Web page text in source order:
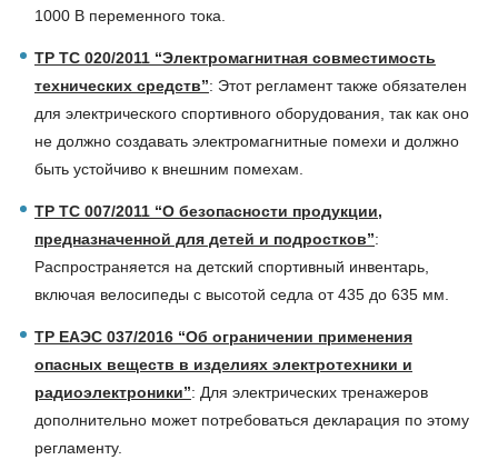
1000 В переменного тока.
ТР ТС 020/2011 “Электромагнитная совместимость
технических средств”: Этот регламент также обязателен
для электрического спортивного оборудования, так как оно
не должно создавать электромагнитные помехи и должно
быть устойчиво к внешним помехам.
ТР ТС 007/2011 “О безопасности продукции,
предназначенной для детей и подростков”:
Распространяется на детский спортивный инвентарь,
включая велосипеды с высотой седла от 435 до 635 мм.
ТР ЕАЭС 037/2016 “Об ограничении применения
опасных веществ в изделиях электротехники и
радиоэлектроники”: Для электрических тренажеров
дополнительно может потребоваться декларация по этому
регламенту.